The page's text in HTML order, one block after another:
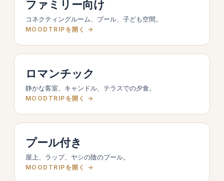
ファミリー向け
コネクティングルーム、プール、子ども空間。
MOODTRIPを開く →
ロマンチック
静かな客室、キャンドル、テラスでの夕食。
MOODTRIPを開く →
プール付き
屋上、ラップ、ヤシの陰のプール。
MOODTRIPを開く →